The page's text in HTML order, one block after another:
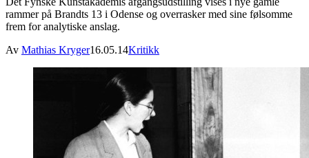
rammer på Brandts 13 i Odense og overrasker med sine følsomme
frem for analytiske anslag.
Av Mathias Kryger16.05.14Kritikk